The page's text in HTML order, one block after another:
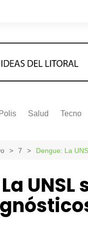
Polis Salud Tecno
7 Dengue: La